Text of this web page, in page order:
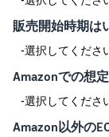
販売開始時期は
Amazonでの想
Amazon以外の